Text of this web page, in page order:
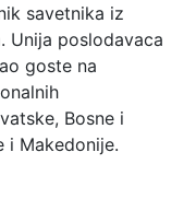
savetnika iz
Unija poslodavaca
goste na
Bosne i
i Makedonije.